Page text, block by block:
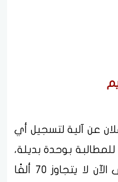
عن آلية لتسجيل أي
للمطالبة بوحدة بديلة،
مؤكدًا أن عدد المسجلين حتى الآن لا يتجاوز 70 ألفًا